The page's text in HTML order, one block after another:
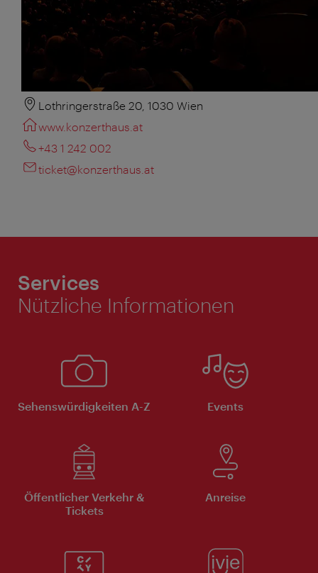
Lothringerstraße 20, 1030 Wien
www.konzerthaus.at
+43 1 242 002
ticket@konzerthaus.at
Services
Nützliche Informationen
Sehenswürdigkeiten A-Z Events
Öffentlicher Verkehr &
Tickets
Anreise